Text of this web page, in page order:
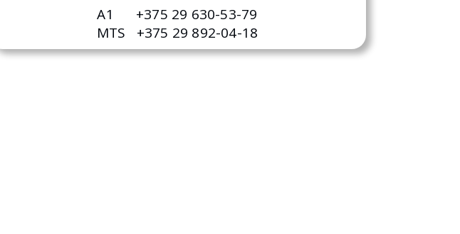
A1 +375 29 630-53-79
MTS +375 29 892-04-18